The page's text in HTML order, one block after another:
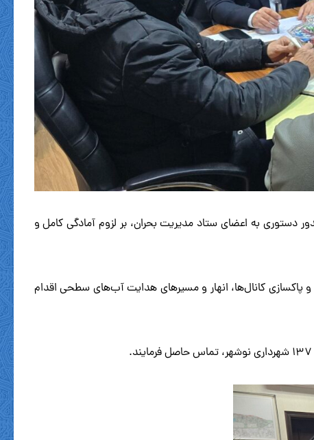
دستوری به اعضای ستاد مدیریت بحران، بر لزوم آمادگی کامل و
کانال‌ها، انهار و مسیرهای هدایت آب‌های سطحی اقدام